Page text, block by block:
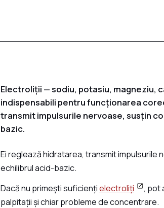
Electroliții — sodiu, potasiu, magneziu,
indispensabili pentru funcționarea
transmit impulsurile nervoase, susțin
bazic.
Ei reglează hidratarea, transmit impulsurile
echilibrul acid-bazic.
Dacă nu primești suficiențielectroliți
, pot
palpitații și chiar probleme de concentrare.